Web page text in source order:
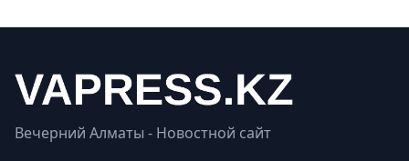
Вечерний Алматы - Новостной сайт